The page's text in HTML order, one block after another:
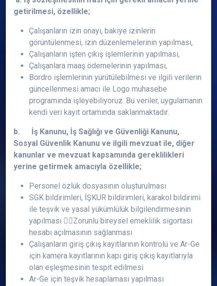
getirilmesi, özellikle;
Çalışanların izin onayı, bakiye izinlerin
görüntülenmesi, izin düzenlemelerinin yapılması,
Çalışanların işten çıkış işlemlerinin yapılması,
Çalışanlara maaş ödemelerinin yapılması,
Bordro işlemlerinin yürütülebilmesi ve ilgili verilerin
güncellenmesi amacı ile Logo muhasebe
programında işleyebiliyoruz. Bu veriler, uygulamanın
kendi veri kayıt ortamında saklanmaktadır.
b. İş Kanunu, İş Sağlığı ve Güvenliği Kanunu,
Sosyal Güvenlik Kanunu ve ilgili mevzuat ile, diğer
kanunlar ve mevzuat kapsamında gereklilikleri
yerine getirmek amacıyla özellikle;
Personel özlük dosyasının oluşturulması
SGK bildirimleri, İŞKUR bildirimleri, karakol bildirimi
ile teşvik ve yasal yükümlülük bilgilendirmesinin
yapılması Zorunlu bireysel emeklilik sigortası
hesabı açılmasının sağlanması
Çalışanların giriş çıkış kayıtlarının kontrolü ve Ar-Ge
için kamera kayıtlarının kapı giriş çıkış kayıtlarıyla
olan eşleşmesinin tespit edilmesi
Ar-Ge için teşvik hesaplaması yapılması